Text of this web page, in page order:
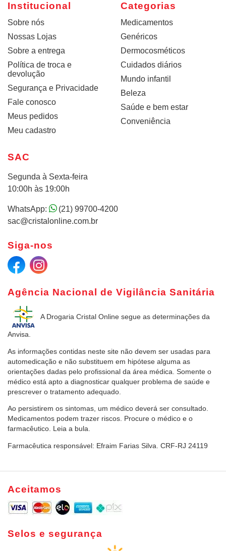
Institucional
Sobre nós
Nossas Lojas
Sobre a entrega
Política de troca e
devolução
Segurança e Privacidade
Fale conosco
Meus pedidos
Meu cadastro
Categorias
Medicamentos
Genéricos
Dermocosméticos
Cuidados diários
Mundo infantil
Beleza
Saúde e bem estar
Conveniência
Agência Nacional de Vigilância Sanitária
A Drogaria Cristal Online segue as determinações da
Anvisa.
As informações contidas neste site não devem ser usadas para
automedicação e não substituem em hipótese alguma as
orientações dadas pelo profissional da área médica. Somente o
médico está apto a diagnosticar qualquer problema de saúde e
prescrever o tratamento adequado.
Ao persistirem os sintomas, um médico deverá ser consultado.
Medicamentos podem trazer riscos. Procure o médico e o
farmacêutico. Leia a bula.
Farmacêutica responsável: Efraim Farias Silva. CRF-RJ 24119
SAC
Segunda à Sexta-feira
10:00h às 19:00h
WhatsApp:
(21) 99700-4200
sac@cristalonline.com.br
Siga-nos
Aceitamos
Selos e segurança